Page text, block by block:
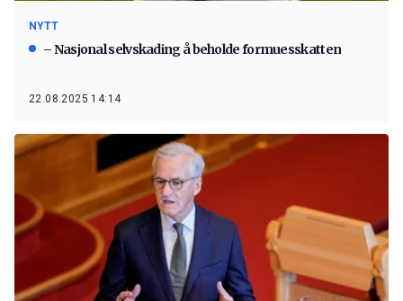
NYTT
– Nasjonal selvskading å beholde formuesskatten
22.08.2025 14:14